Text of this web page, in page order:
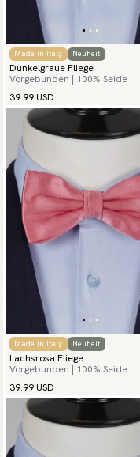
Made in Italy Neuheit
Dunkelgraue Fliege
Vorgebunden | 100% Seide
39.99 USD
Made in Italy Neuheit
Lachsrosa Fliege
Vorgebunden | 100% Seide
39.99 USD